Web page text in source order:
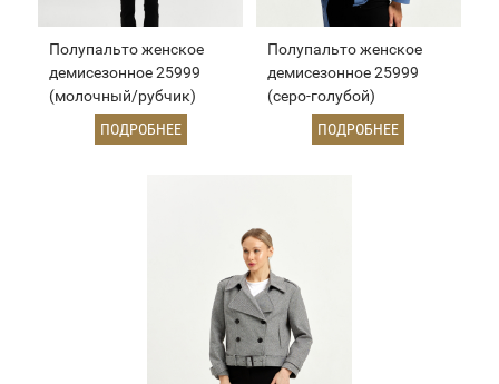
Полупальто женское
демисезонное 25999
(молочный/рубчик)
ПОДРОБНЕЕ
Полупальто женское
демисезонное 25999
(серо-голубой)
ПОДРОБНЕЕ